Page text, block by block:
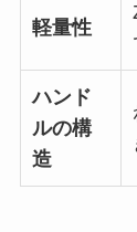
軽量性
ハンド
ルの構
造